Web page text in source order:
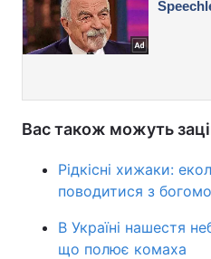
Вас також можуть
Рідкісні хижаки:
поводитися з
В Україні нашестя
що полює комаха